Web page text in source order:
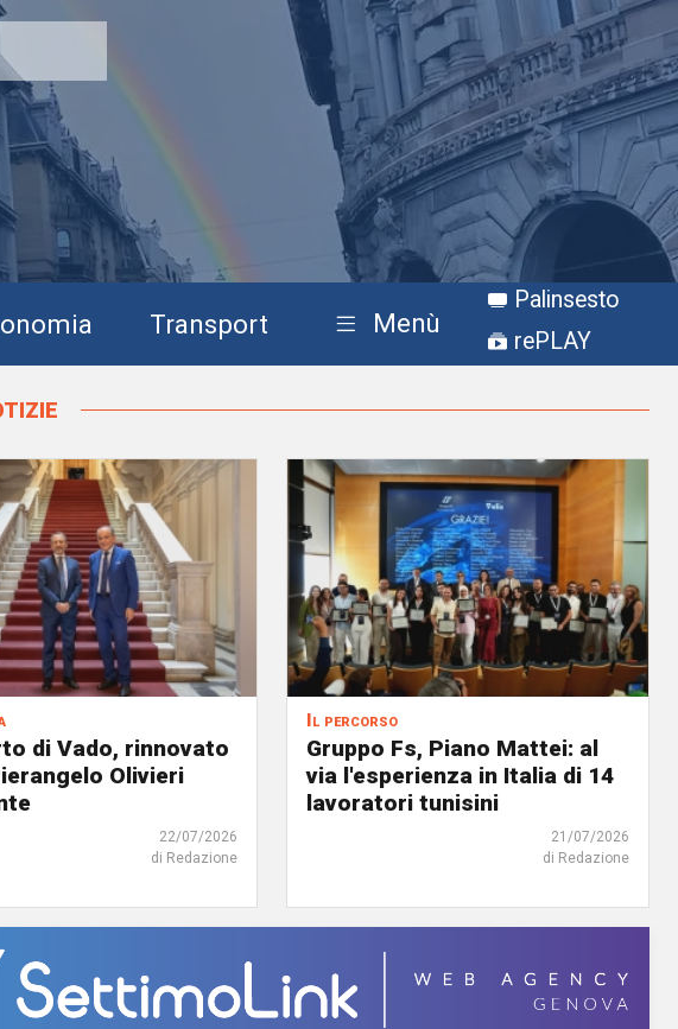
Transport Menù
Palinsesto
rePLAY
di Vado, rinnovato
Olivieri
22/07/2026
di Redazione
Il percorso
Gruppo Fs, Piano Mattei: al
via l'esperienza in Italia di 14
lavoratori tunisini
21/07/2026
di Redazione